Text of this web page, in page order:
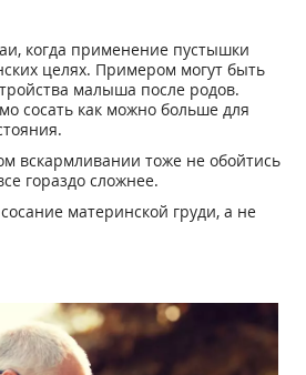
когда применение пустышки
целях. Примером могут быть
малыша после родов.
сосать как можно больше для
вскармливании тоже не обойтись
гораздо сложнее.
материнской груди, а не